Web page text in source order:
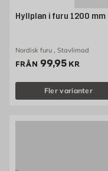
Hyllplan i furu 1200 mm
Nordisk furu , Stavlimad
FRÅN Pris 99.95 kr
99,95 KR
Fler varianter